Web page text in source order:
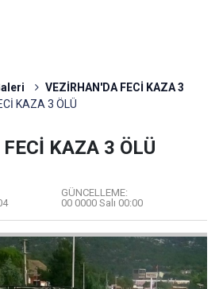
VEZİRHAN'DA FECİ KAZA 3
KAZA 3 ÖLÜ
KAZA 3 ÖLÜ
GÜNCELLEME:
00 0000 Salı 00:00